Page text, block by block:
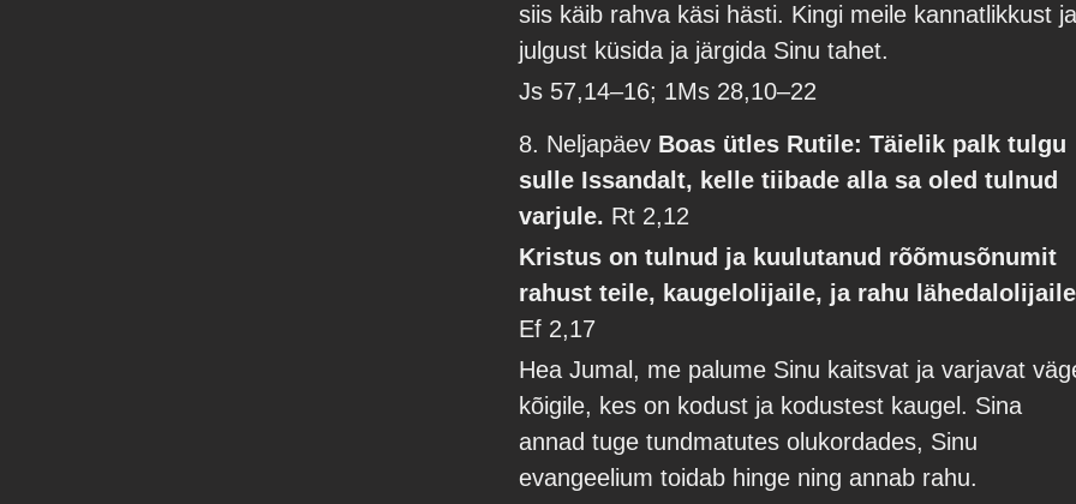
siis käib rahva käsi hästi. Kingi meile kannatlikkust
julgust küsida ja järgida Sinu tahet.
Js 57,14–16; 1Ms 28,10–22
8. Neljapäev Boas ütles Rutile: Täielik palk tulgu
sulle Issandalt, kelle tiibade alla sa oled tulnud
varjule. Rt 2,12
Kristus on tulnud ja kuulutanud rõõmusõnumit
rahust teile, kaugelolijaile, ja rahu
Ef 2,17
Hea Jumal, me palume Sinu kaitsvat ja varjavat
kõigile, kes on kodust ja kodustest kaugel. Sina
annad tuge tundmatutes olukordades, Sinu
evangeelium toidab hinge ning annab rahu.